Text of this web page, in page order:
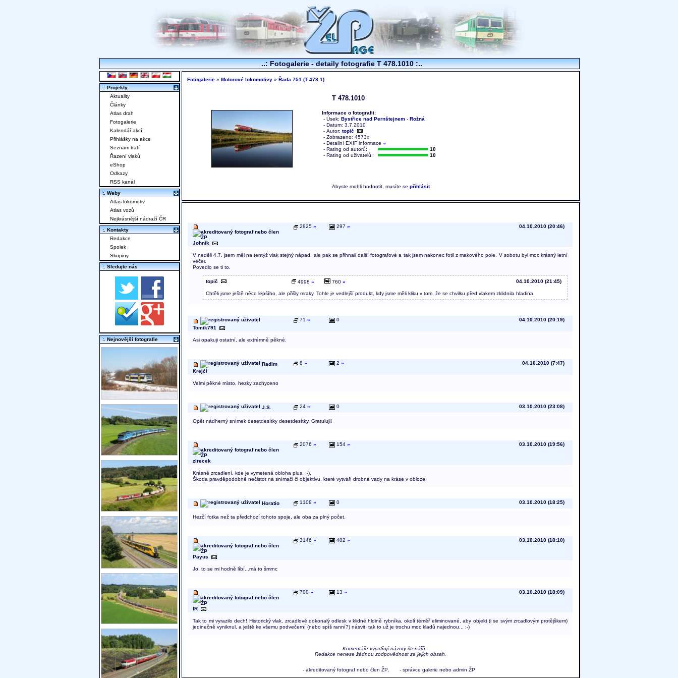
..: Fotogalerie - detaily fotografie T 478.1010 :..
Fotogalerie » Motorové lokomotivy » Řada 751 (T 478.1)
T 478.1010
Informace o fotografii:
- Úsek: Bystřice nad Pernštejnem - Rožná
- Datum: 3.7.2010
- Autor: topič
- Zobrazeno: 4573x
- Detailní EXIF informace »
- Rating od autorů:
10
- Rating od uživatelů:
10
Abyste mohli hodnotit, musíte se přihlásit
Johník
2825 » 297 » 04.10.2010 (20:46)
V neděli 4.7. jsem měl na tentýž vlak stejný nápad, ale pak se přihnali další fotografové a tak jsem nakonec fotil z makového pole. V sobotu byl moc krásný letní
večer.
Povedlo se ti to.
topič 4998 » 760 » 04.10.2010 (21:45)
Chtěli jsme ještě něco lepšího, ale přišly mraky. Tohle je vedlejší produkt, kdy jsme měli kliku v tom, že se chvilku před vlakem zklidnila hladina.
Tomik791
71 » 0 04.10.2010 (20:19)
Asi opakuji ostatní, ale extrémně pěkné.
Radim
Krejčí
8 » 2 » 04.10.2010 (7:47)
Velmi pěkné místo, hezky zachyceno
J.S. 24 » 0 03.10.2010 (23:08)
Opět nádherný snímek desetdesítky desetdesítky. Gratuluji!
zirecek
2076 » 154 » 03.10.2010 (19:56)
Krásné zrcadlení, kde je vymetená obloha plus, :-).
Škoda pravděpodobně nečistot na snímači či objektivu, které vytváří drobné vady na kráse v obloze.
Horatio 1108 » 0 03.10.2010 (18:25)
Hezčí fotka než ta předchozí tohoto spoje, ale oba za plný počet.
Payus
3146 » 402 » 03.10.2010 (18:10)
Jo, to se mi hodně líbí...má to šmrnc
IR
700 » 13 » 03.10.2010 (18:09)
Tak to mi vyrazilo dech! Historický vlak, zrcadlově dokonalý odlesk v klidné hldině rybníka, okolí téměř eliminované, aby objekt (i se svým zrcadlovým protějškem)
jedinečně vyniknul, a ještě ke všemu podvečerní (nebo spíš ranní?) násvit, tak to už je trochu moc kladů najednou... :-)
Komentáře vyjadřují názory čtenářů.
Redakce nenese žádnou zodpovědnost za jejich obsah.
- akreditovaný fotograf nebo člen ŽP, - správce galerie nebo admin ŽP
:. Projekty
Aktuality
Články
Atlas drah
Fotogalerie
Kalendář akcí
Přihlášky na akce
Seznam tratí
Řazení vlaků
eShop
Odkazy
RSS kanál
:. Weby
Atlas lokomotiv
Atlas vozů
Nejkrásnější nádraží ČR
:. Kontakty
Redakce
Spolek
Skupiny
:. Sledujte nás
:. Nejnovější fotografie